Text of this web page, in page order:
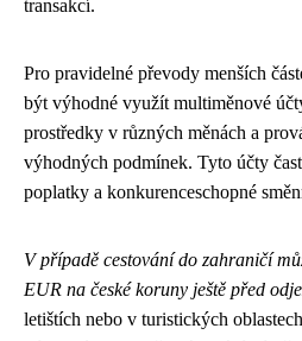
transakcí.
Pro pravidelné převody menších
být výhodné využít multiměnové
prostředky v různých měnách a
výhodných podmínek. Tyto účty
poplatky a konkurenceschopné
V případě cestování do zahraničí
EUR na české koruny ještě před
letištích nebo v turistických